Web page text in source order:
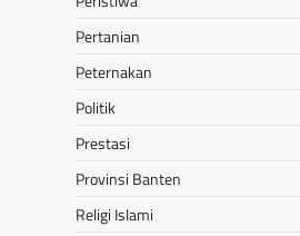
Pertanian
Peternakan
Politik
Prestasi
Provinsi Banten
Religi Islami